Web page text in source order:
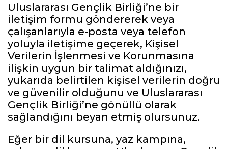
Uluslararası Gençlik Birliği’ne bir
iletişim formu göndererek veya
çalışanlarıyla e-posta veya telefon
yoluyla iletişime geçerek, Kişisel
Verilerin İşlenmesi ve Korunmasına
ilişkin uygun bir talimat aldığınızı,
yukarıda belirtilen kişisel verilerin doğru
ve güvenilir olduğunu ve Uluslararası
Gençlik Birliği’ne gönüllü olarak
sağlandığını beyan etmiş olursunuz.
Eğer bir dil kursuna, yaz kampına,